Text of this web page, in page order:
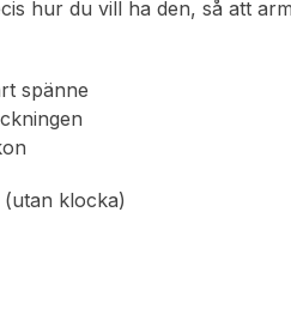
hur du vill ha den, så att
spänne
(utan klocka)